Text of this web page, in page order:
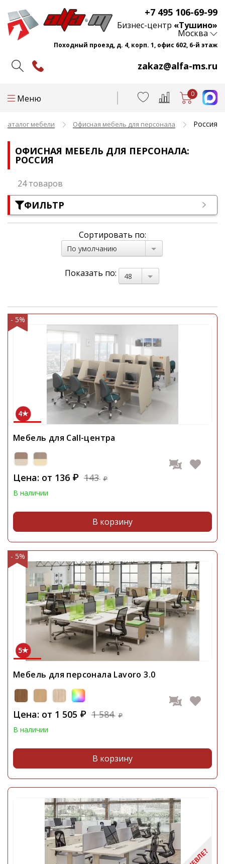
+7 495 106-69-99
zakaz@alfa-ms.ru
Бизнес-центр «Тушино»
Москва
Походный проезд, д. 4, корп. 1, офис 602, 6-й этаж
Меню 0
Каталог мебели Офисная мебель для персонала Россия
ОФИСНАЯ МЕБЕЛЬ ДЛЯ ПЕРСОНАЛА:
РОССИЯ
24 товаров
ФИЛЬТР
Сортировать по:
По умолчанию
Показать по: 48
- 5%
4
Мебель для Call-центра
Цена: от 136 ₽ 143 ₽
В наличии
В корзину
- 5%
5
Мебель для персонала Lavoro 3.0
Цена: от 1 505 ₽ 1 584 ₽
В наличии
В корзину